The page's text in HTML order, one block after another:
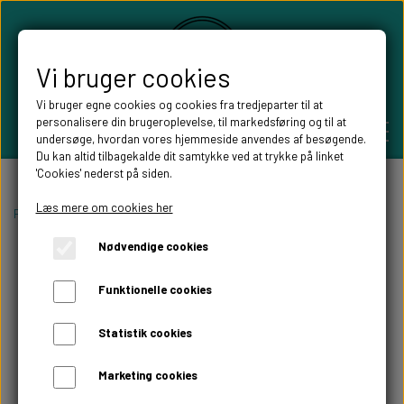
PERSONLIGE GAVER
BRYLLUPS GAVER
DÅBSGAVER/ NAVNGIVNING
SKILTE TIL FESTEN
WILLOW TREE FIGURER
WILLOW TREE BRYLLUPS FIGURER
Forside Pynt til festen Bordkort
Vi bruger cookies
Vi bruger egne cookies og cookies fra tredjeparter til at
personalisere din brugeroplevelse, til markedsføring og til at
undersøge, hvordan vores hjemmeside anvendes af besøgende.
Du kan altid tilbagekalde dit samtykke ved at trykke på linket
'Cookies' nederst på siden.
Læs mere om cookies her
Nødvendige cookies
Funktionelle cookies
Statistik cookies
Marketing cookies